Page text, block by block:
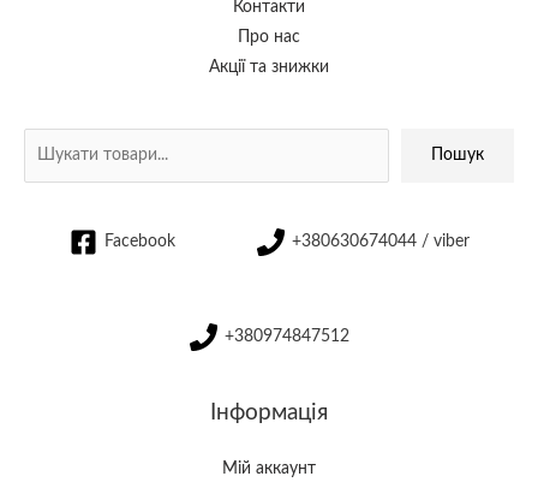
Контакти
Про нас
Акції та знижки
Пошук
Facebook +380630674044 / viber
+380974847512
Інформація
Мій аккаунт